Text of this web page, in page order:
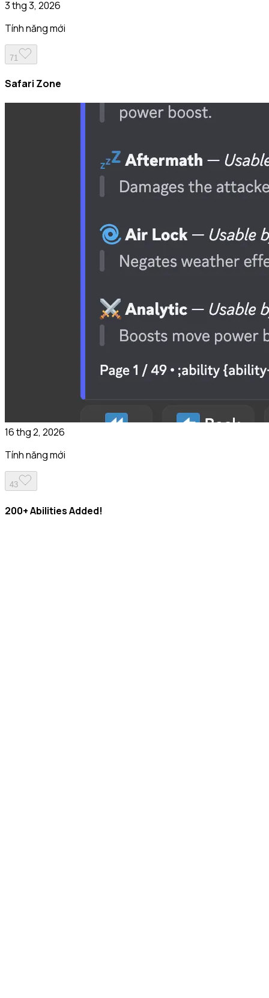
3 thg 3, 2026
Tính năng mới
71
Safari Zone
16 thg 2, 2026
Tính năng mới
43
200+ Abilities Added!